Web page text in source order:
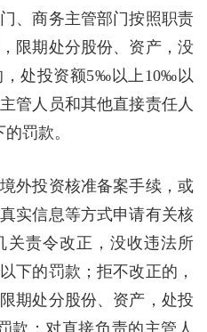
、商务主管部门按照职责
限期处分股份、资产，没
，处投资额5‰以上10‰以
管人员和其他直接责任人
罚款。
投资核准备案手续，或
实信息等方式申请有关核
关责令改正，没收违法所
的罚款；拒不改正的，
期处分股份、资产，处投
；对直接负责的主管人